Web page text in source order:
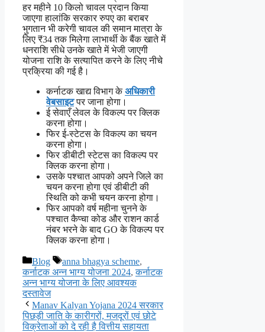
हर महीने 10 किलो चावल प्रदान किया
जाएगा हालांकि सरकार रुपए का बराबर
भुगतान भी करेगी चावल की समान मात्रा के
लिए ₹34 तक मिलेगा लाभार्थी के बैंक खाते में
धनराशि सीधे उनके खाते में भेजी जाएगी
योजना राशि के सत्यापित करने के लिए नीचे
प्रक्रिया की गई है।
कर्नाटक खाद्य विभाग केअधिकारी
वेबसाइटपर जाना होगा।
ई सेवाएँ लेवल के विकल्प पर क्लिक
करना होगा।
फिर ई-स्टेटस के विकल्प का चयन
करना होगा।
फिर डीबीटी स्टेटस का विकल्प पर
क्लिक करना होगा।
उसके पश्चात आपको अपने जिले का
चयन करना होगा एवं डीबीटी की
स्थिति को कभी चयन करना होगा।
फिर आपको वर्ष महीना चुनने के
पश्चात कैप्चा कोड और राशन कार्ड
नंबर भरने के बाद GO के विकल्प पर
क्लिक करना होगा।
Categories
Blog Tags
anna bhagya scheme,
कर्नाटक अन्न भाग्य योजना 2024,कर्नाटक
अन्न भाग्य योजना के लिए आवश्यक
दस्तावेज
Manav Kalyan Yojana 2024 सरकार
पिछड़ी जाति के कारीगरों, मजदूरों एवं छोटे
विक्रेताओं को दे रही है वित्तीय सहायता